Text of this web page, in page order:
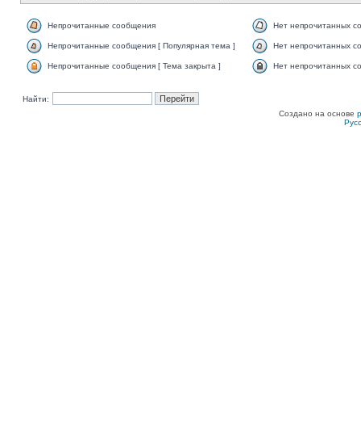
Непрочитанные сообщения Нет непрочитанных
Непрочитанные сообщения [ Популярная тема ] Нет непрочитанных
Непрочитанные сообщения [ Тема закрыта ] Нет непрочитанных
Найти:
Создано на основе